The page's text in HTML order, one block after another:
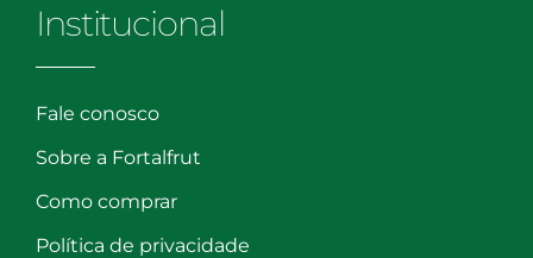
Institucional
Fale conosco
Sobre a Fortalfrut
Como comprar
Política de privacidade